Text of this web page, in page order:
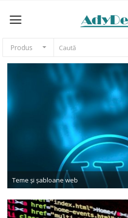
Produs
Vinde acum
Teme și șabloane web
Fotografii
Teme și șabloane web